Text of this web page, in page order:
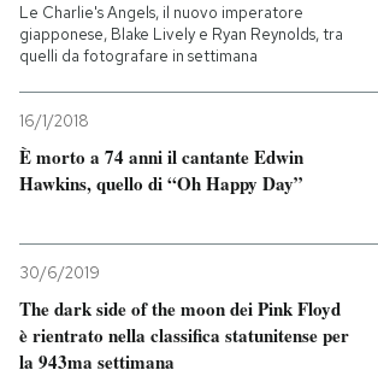
Le Charlie's Angels, il nuovo imperatore
giapponese, Blake Lively e Ryan Reynolds, tra
quelli da fotografare in settimana
16/1/2018
È morto a 74 anni il cantante Edwin
Hawkins, quello di “Oh Happy Day”
30/6/2019
The dark side of the moon dei Pink Floyd
è rientrato nella classifica statunitense per
la 943ma settimana